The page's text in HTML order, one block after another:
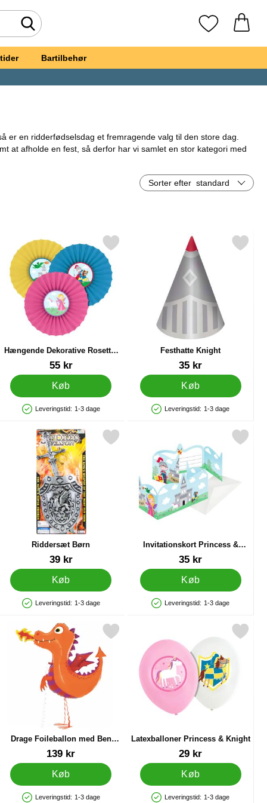
Foretag søgning Mine favoritter
Bartilbehør
er en ridderfødselsdag et fremragende valg til den store dag.
at afholde en fest, så derfor har vi samlet en stor kategori med
balloner, farverige guirlander, hængende swirls, konfetti og
Her kan du altså købe alt til både festpyntningen og
standard
som favorit
Hængende Dekorative Rosetter
Princess & Knight
55 kr
Køb
Produkttilgængelighed: På lager
Leveringstid: 1-3 dage
hængende Dekorative Rosetter Princess & Knight som favorit
Festhatte Knight
35 kr
Køb
Produkttilgængelighed: På lager
Leveringstid: 1-3 dage
Markér festhatte Knight
som favorit
Riddersæt Børn
39 kr
Køb
Produkttilgængelighed: På lager
Leveringstid: 1-3 dage
Markér riddersæt Børn som favorit
Invitationskort Princess &
Knight
35 kr
Køb
Produkttilgængelighed: På lager
Leveringstid: 1-3 dage
Markér invitationskort Princess
som favorit
Drage Foileballon med Ben
Airwalker
Varenr 19333139 kr
Køb
Leveringstid: 1-3 dage
Markér drage Foileballon med Ben Airwalker som favorit
Latexballoner Princess & Knight
29 kr
Køb
Leveringstid: 1-3 dage
Markér latexballoner Princess